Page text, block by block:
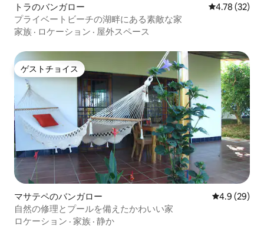
トラのバンガロー レビュー32
4.78 (32)
プライベートビーチの湖畔にある素敵な家
家族 · ロケーション · 屋外スペース
ゲストチョイス
ゲストチョイス
マサテペのバンガロー レビュー29
4.9 (29)
自然の修理とプールを備えたかわいい家
ロケーション · 家族 · 静か